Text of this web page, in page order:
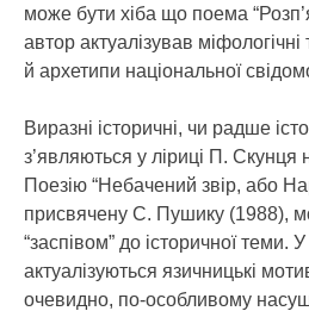
може бути хіба що поема
автор актуалізував міфологічні
й архетипи національної
Виразні історичні, чи радше
з’являються у ліриці П. Скунця
Поезію “Небачений звір, або
присвячену С. Пушику (1988),
“заспівом” до історичної теми.
актуалізуються язичницькі
очевидно, по-особливому